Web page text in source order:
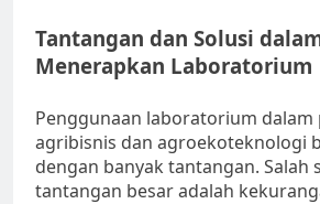
Tantangan dan Solusi
Menerapkan Laboratorium
Penggunaan laboratorium dalam
agribisnis dan agroekoteknologi
dengan banyak tantangan. Salah
tantangan besar adalah